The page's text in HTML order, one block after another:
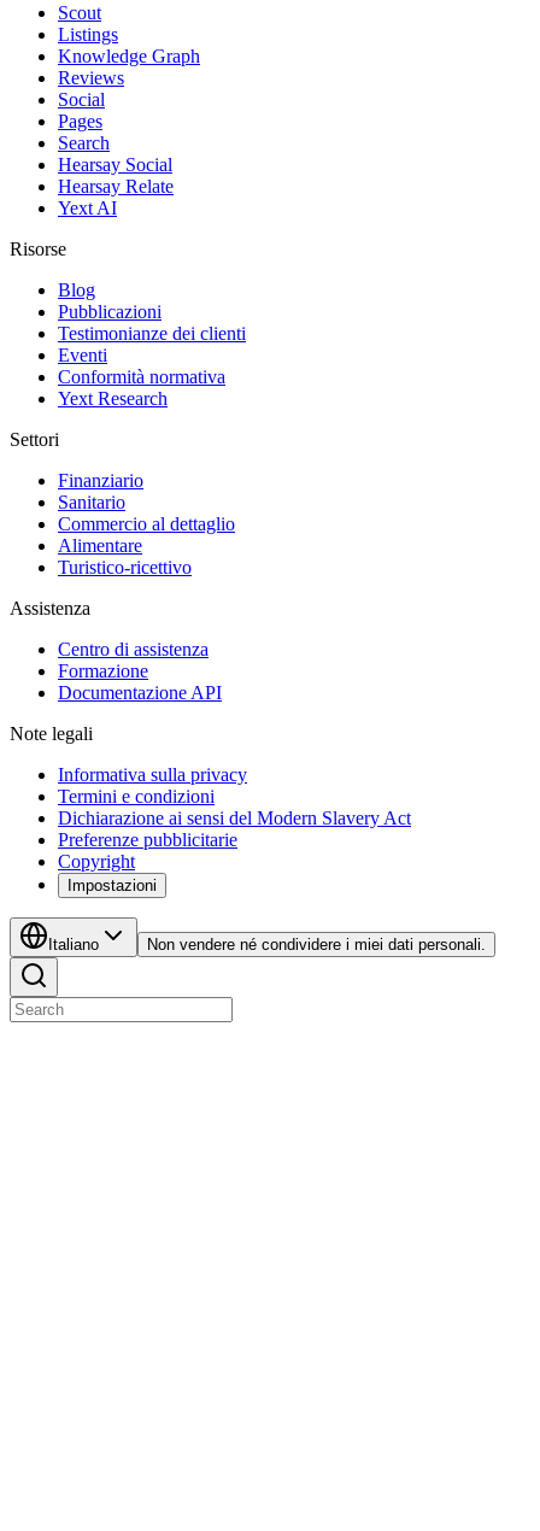
Scout
Listings
Knowledge Graph
Reviews
Social
Pages
Search
Hearsay Social
Hearsay Relate
Yext AI
Risorse
Blog
Pubblicazioni
Testimonianze dei clienti
Eventi
Conformità normativa
Yext Research
Settori
Finanziario
Sanitario
Commercio al dettaglio
Alimentare
Turistico-ricettivo
Assistenza
Centro di assistenza
Formazione
Documentazione API
Note legali
Informativa sulla privacy
Termini e condizioni
Dichiarazione ai sensi del Modern Slavery Act
Preferenze pubblicitarie
Copyright
Impostazioni
Italiano Non vendere né condividere i miei dati personali.